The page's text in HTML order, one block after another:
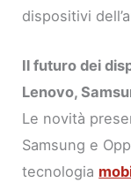
dispositivi
Il futuro dei
Lenovo,
Le novità
Samsung e
tecnologia